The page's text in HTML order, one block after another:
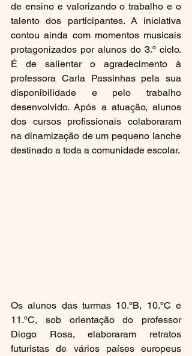
de ensino e valorizando o trabalho e o
talento dos participantes. A iniciativa
contou ainda com momentos musicais
protagonizados por alunos do 3.º ciclo.
É de salientar o agradecimento à
professora Carla Passinhas pela sua
disponibilidade e pelo trabalho
desenvolvido. Após a atuação, alunos
dos cursos profissionais colaboraram
na dinamização de um pequeno lanche
destinado a toda a comunidade escolar.
Os alunos das turmas 10.ºB, 10.ºC e
11.ºC, sob orientação do professor
Diogo Rosa, elaboraram retratos
futuristas de vários países europeus